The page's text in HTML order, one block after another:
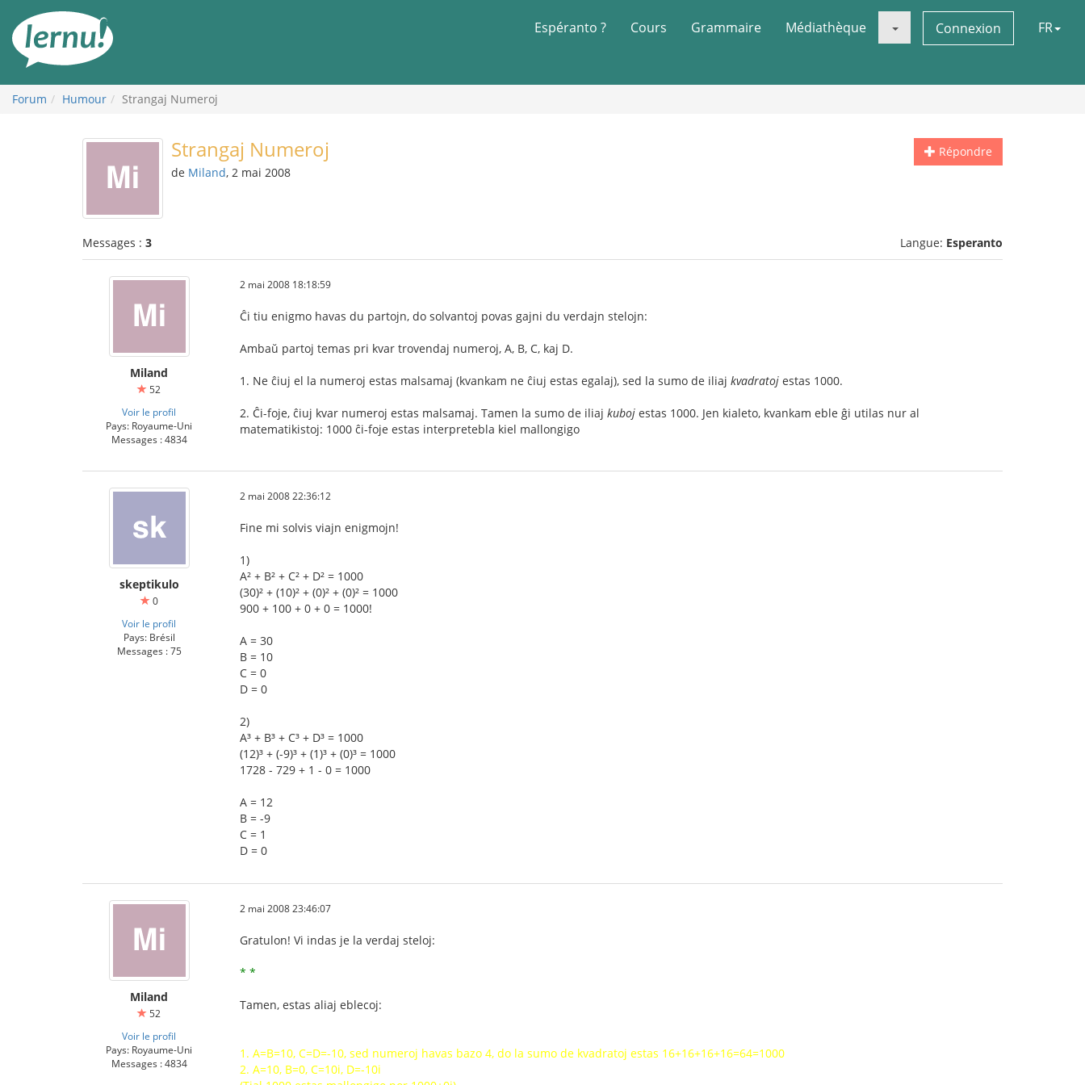
contenu
Espéranto ? Cours Grammaire Médiathèque Connexion FR
Forum Humour Strangaj Numeroj
Répondre
Strangaj Numeroj
de Miland, 2 mai 2008
Messages : 3 Langue: Esperanto
Miland
52
Voir le profil
Pays: Royaume-Uni
Messages : 4834
2 mai 2008 18:18:59
Ĉi tiu enigmo havas du partojn, do solvantoj povas gajni du verdajn stelojn:
Ambaŭ partoj temas pri kvar trovendaj numeroj, A, B, C, kaj D.
1. Ne ĉiuj el la numeroj estas malsamaj (kvankam ne ĉiuj estas egalaj), sed la sumo de iliaj kvadratoj estas 1000.
2. Ĉi-foje, ĉiuj kvar numeroj estas malsamaj. Tamen la sumo de iliaj kuboj estas 1000. Jen kialeto, kvankam eble ĝi utilas nur al
matematikistoj: 1000 ĉi-foje estas interpretebla kiel mallongigo
skeptikulo
0
Voir le profil
Pays: Brésil
Messages : 75
2 mai 2008 22:36:12
Fine mi solvis viajn enigmojn!
1)
A² + B² + C² + D² = 1000
(30)² + (10)² + (0)² + (0)² = 1000
900 + 100 + 0 + 0 = 1000!
A = 30
B = 10
C = 0
D = 0
2)
A³ + B³ + C³ + D³ = 1000
(12)³ + (-9)³ + (1)³ + (0)³ = 1000
1728 - 729 + 1 - 0 = 1000
A = 12
B = -9
C = 1
D = 0
Miland
52
Voir le profil
Pays: Royaume-Uni
Messages : 4834
2 mai 2008 23:46:07
Gratulon! Vi indas je la verdaj steloj:
* *
Tamen, estas aliaj eblecoj:
1. A=B=10, C=D=-10, sed numeroj havas bazo 4, do la sumo de kvadratoj estas 16+16+16+16=64=1000
2. A=10, B=0, C=10i, D=-10i